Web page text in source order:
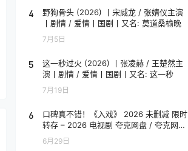
4
野狗骨头 (2026) 丨宋威龙 / 张婧仪主演
丨剧情 / 爱情丨国剧丨又名: 莫道桑榆晚
7月5日
5
这一秒过火 (2026) 丨张凌赫 / 王楚然主
演丨剧情 / 爱情丨国剧丨又名: 这一秒
7月19日
6
口碑真不错！《入戏》 2026 未删减 限时
转存 – 2026 电视剧 夸克网盘 / 夸克网盘
高清转存
6月29日